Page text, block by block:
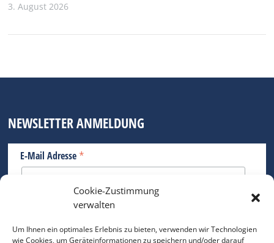
Cookie-Zustimmung
verwalten
Um Ihnen ein optimales Erlebnis zu bieten, verwenden wir Technologien
wie Cookies, um Geräteinformationen zu speichern und/oder darauf
3. August 2026
NEWSLETTER ANMELDUNG
E-Mail Adresse *
Bitte geben Sie Ihre E-Mail Adresse ein.
*